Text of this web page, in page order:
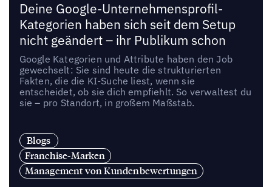
Deine Google-Unternehmensprofil-
Kategorien haben sich seit dem Setup
nicht geändert – ihr Publikum schon
Google Kategorien und Attribute haben den Job
gewechselt: Sie sind heute die strukturierten
Fakten, die die KI-Suche liest, wenn sie
entscheidet, ob sie dich empfiehlt. So verwaltest du
sie – pro Standort, in großem Maßstab.
Blogs
Franchise-Marken
Management von Kundenbewertungen